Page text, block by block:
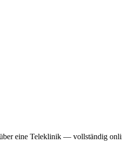
eine Teleklinik — vollständig